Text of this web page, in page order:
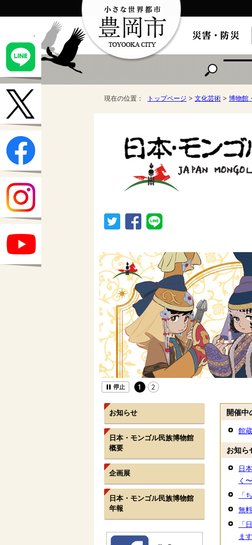
現在の位置： トップページ > 文化芸術 > 博物館
開催中
館
お知ら
日
く
「
無
「
ます
お知らせ
日本・モンゴル民族博物館
概要
企画展
日本・モンゴル民族博物館
年報